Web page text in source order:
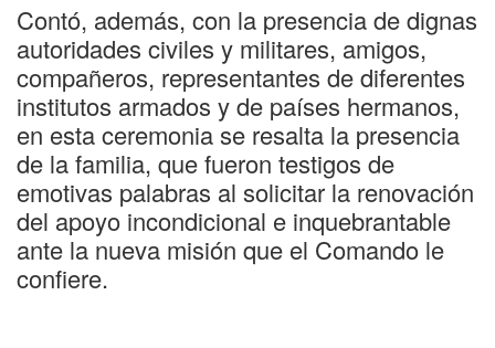
Contó, además, con la presencia de dignas
autoridades civiles y militares, amigos,
compañeros, representantes de diferentes
institutos armados y de países hermanos,
en esta ceremonia se resalta la presencia
de la familia, que fueron testigos de
emotivas palabras al solicitar la renovación
del apoyo incondicional e inquebrantable
ante la nueva misión que el Comando le
confiere.